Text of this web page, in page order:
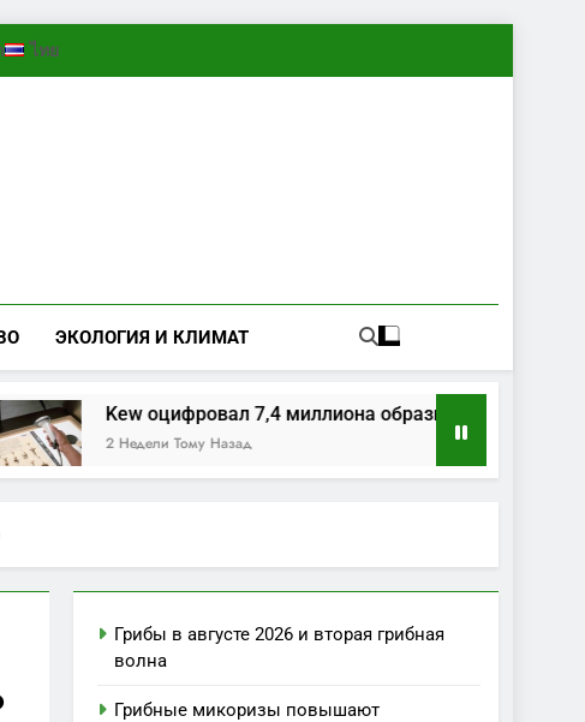
ไทย
ЭКОЛОГИЯ И КЛИМАТ
Kew оцифровал 7,4 миллиона образцов растений и
2 Недели Тому Назад
Грибы в августе 2026 и вторая грибная
волна
Грибные микоризы повышают